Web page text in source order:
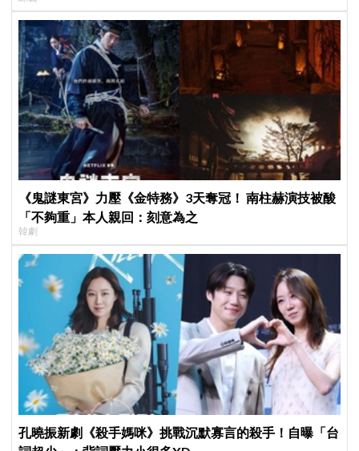
《鬼謎東宮》力壓《金特務》3天奪冠！ 南柱赫演技被酸
「不夠重」本人親回：刻意為之
韓劇
孔曉振新劇《殺手媽咪》挑戰沉默寡言的殺手！自曝「台